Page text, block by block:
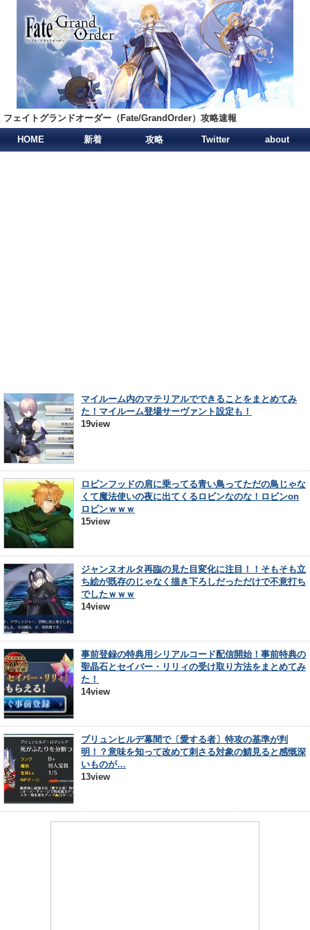
フェイトグランドオーダー（Fate/GrandOrder）攻略速報
HOME 新着 攻略 Twitter about
マイルーム内のマテリアルでできることをまとめてみ
た！マイルーム登場サーヴァント設定も！
19view
ロビンフッドの肩に乗ってる青い鳥ってただの鳥じゃな
くて魔法使いの夜に出てくるロビンなのな！ロビンon
ロビンｗｗｗ
15view
ジャンヌオルタ再臨の見た目変化に注目！！そもそも立
ち絵が既存のじゃなく描き下ろしだっただけで不意打ち
でしたｗｗｗ
14view
事前登録の特典用シリアルコード配信開始！事前特典の
聖晶石とセイバー・リリィの受け取り方法をまとめてみ
た！
14view
ブリュンヒルデ幕間で〔愛する者〕特攻の基準が判
明！？意味を知って改めて刺さる対象の鯖見ると感慨深
いものが…
13view